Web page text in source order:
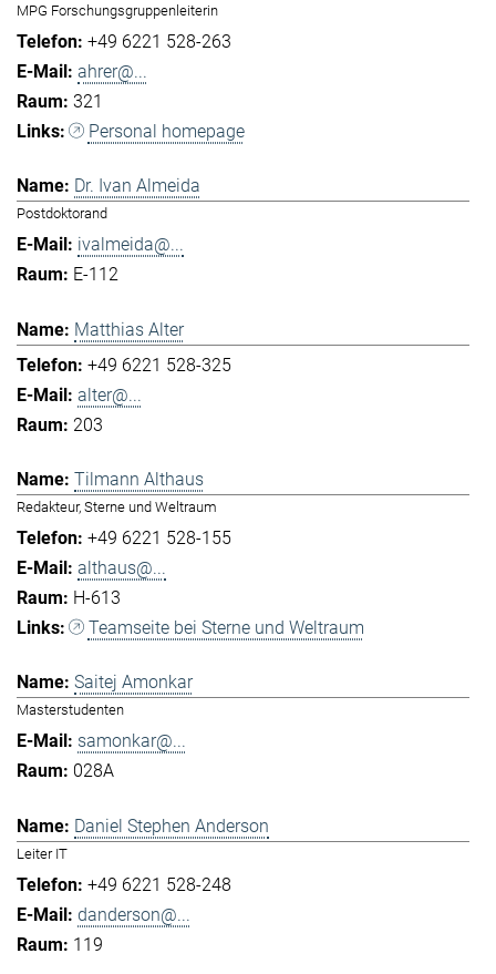
MPG Forschungsgruppenleiterin
+49 6221 528-263
ahrer@...
321
Personal homepage
Dr. Ivan Almeida
Postdoktorand
ivalmeida@...
E-112
Matthias Alter
+49 6221 528-325
alter@...
203
Tilmann Althaus
Redakteur, Sterne und Weltraum
+49 6221 528-155
althaus@...
H-613
Teamseite bei Sterne und Weltraum
Saitej Amonkar
Masterstudenten
samonkar@...
028A
Daniel Stephen Anderson
Leiter IT
+49 6221 528-248
danderson@...
119